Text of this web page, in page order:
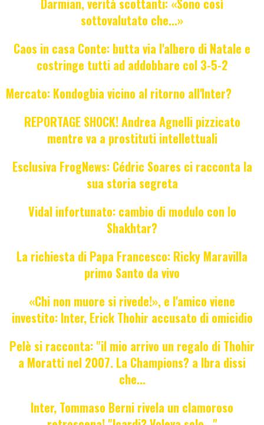
sottovalutato che...»
Caos in casa Conte: butta via l'albero di Natale e
costringe tutti ad addobbare col 3-5-2
Mercato: Kondogbia vicino al ritorno all'Inter?
REPORTAGE SHOCK! Andrea Agnelli pizzicato
mentre va a prostituti intellettuali
Esclusiva FrogNews: Cédric Soares ci racconta la
sua storia segreta
Vidal infortunato: cambio di modulo con lo
Shakhtar?
La richiesta di Papa Francesco: Ricky Maravilla
primo Santo da vivo
«Chi non muore si rivede!», e l'amico viene
investito: Inter, Erick Thohir accusato di omicidio
Pelè si racconta: "il mio arrivo un regalo di Thohir
a Moratti nel 2007. La Champions? a Ibra dissi
che...
Inter, Tommaso Berni rivela un clamoroso